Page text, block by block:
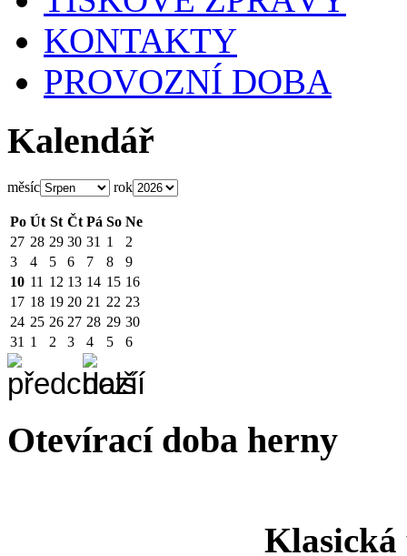
KONTAKTY
PROVOZNÍ DOBA
Kalendář
měsíc rok
Po Út St Čt Pá So Ne
27 28 29 30 31 1
2
3
4 5 6 7 8
9
10 11 12 13 14 15 16
17 18 19 20 21 22 23
24 25 26 27 28 29 30
31 1 2 3 4 5 6
Otevírací doba herny
Klasická